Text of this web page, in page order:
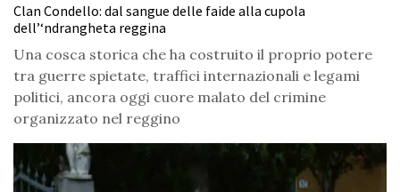
Clan Condello: dal sangue delle faide alla cupola
dell’‘ndrangheta reggina
Una cosca storica che ha costruito il proprio potere
tra guerre spietate, traffici internazionali e legami
politici, ancora oggi cuore malato del crimine
organizzato nel reggino